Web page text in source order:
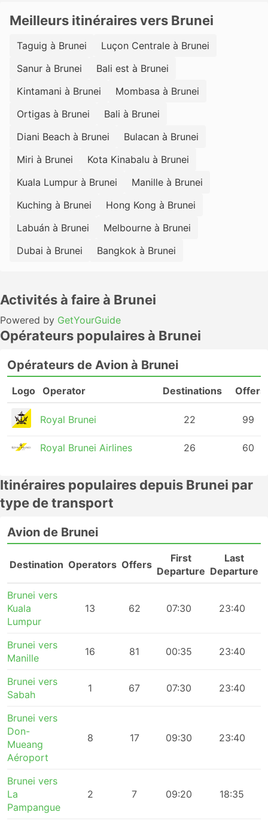
Meilleurs itinéraires vers Brunei
Taguig à Brunei
Luçon Centrale à Brunei
Sanur à Brunei
Bali est à Brunei
Kintamani à Brunei
Mombasa à Brunei
Ortigas à Brunei
Bali à Brunei
Diani Beach à Brunei
Bulacan à Brunei
Miri à Brunei
Kota Kinabalu à Brunei
Kuala Lumpur à Brunei
Manille à Brunei
Kuching à Brunei
Hong Kong à Brunei
Labuán à Brunei
Melbourne à Brunei
Dubai à Brunei
Bangkok à Brunei
Activités à faire à Brunei
Powered by GetYourGuide
Opérateurs populaires à Brunei
Opérateurs de Avion à Brunei
Logo Operator Destinations Offers
Royal Brunei 22 99
Royal Brunei Airlines 26 60
Itinéraires populaires depuis Brunei par
type de transport
Avion de Brunei
Destination Operators Offers
First
Departure
Last
Departure
Brunei vers
Kuala
Lumpur
13 62 07:30 23:40
Brunei vers
Manille
16 81 00:35 23:40
Brunei vers
Sabah
1 67 07:30 23:40
Brunei vers
Don-
Mueang
Aéroport
8 17 09:30 23:40
Brunei vers
La
Pampangue
2 7 09:20 18:35